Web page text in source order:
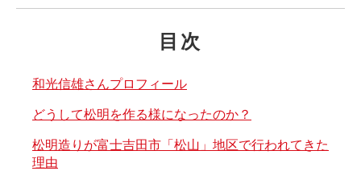
目次
和光信雄さんプロフィール
どうして松明を作る様になったのか？
松明造りが富士吉田市「松山」地区で行われてきた
理由